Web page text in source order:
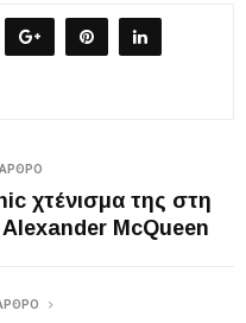
χτένισμα της στη
McQueen